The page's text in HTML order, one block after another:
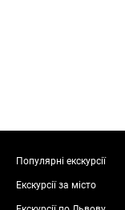
Популярні екскурсії
Екскурсії за місто